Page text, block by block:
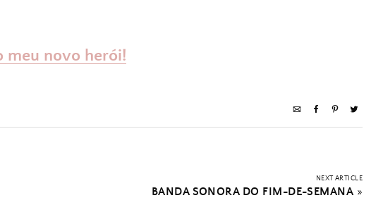
meu novo herói!
NEXT ARTICLE
BANDA SONORA DO FIM-DE-SEMANA »